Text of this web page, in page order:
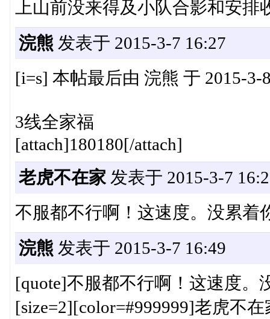
上山前没来得及小队合影和安
浣熊 发表于 2015-3-7 16:27
[i=s] 本帖最后由 浣熊 于 2015-3-
3线全家福
[attach]180180[/attach]
老虎不在家 发表于 2015-3-7
不服都不行啊！这速度。没累着
浣熊 发表于 2015-3-7 16:49
[quote]不服都不行啊！这速度。
[size=2][color=#999999]老虎不